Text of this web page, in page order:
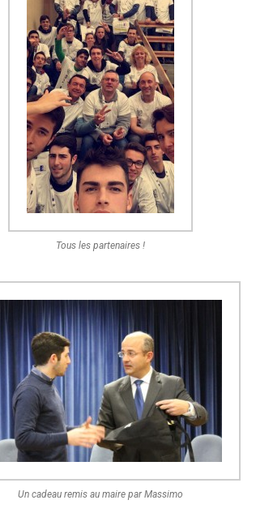
Tous les partenaires !
Un cadeau remis au maire par Massimo